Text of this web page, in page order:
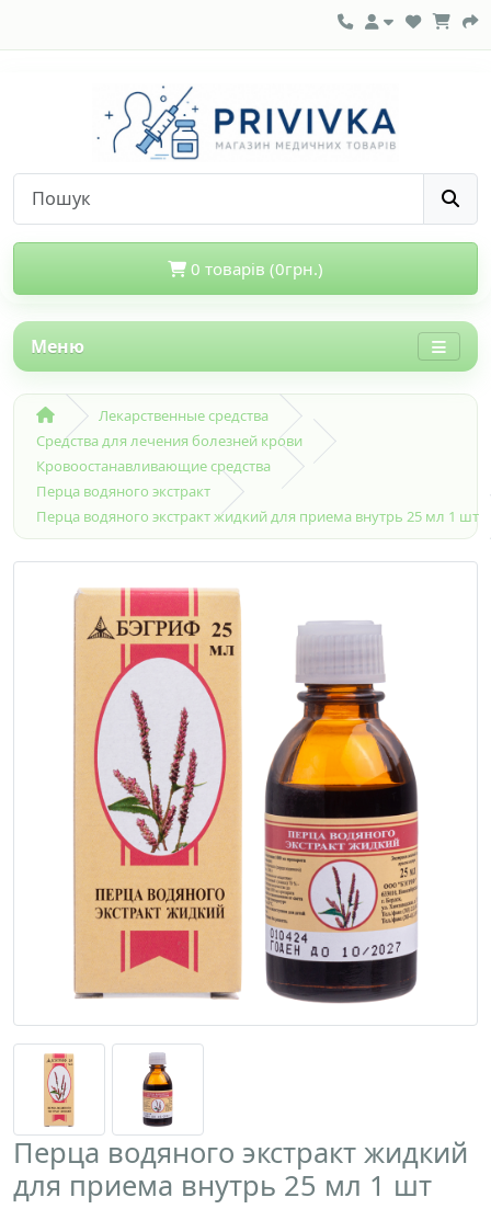
0 товарів (0грн.)
Меню
Лекарственные средства
Средства для лечения болезней крови
Кровоостанавливающие средства
Перца водяного экстракт
Перца водяного экстракт жидкий для приема внутрь 25 мл 1 шт
Перца водяного экстракт жидкий
для приема внутрь 25 мл 1 шт